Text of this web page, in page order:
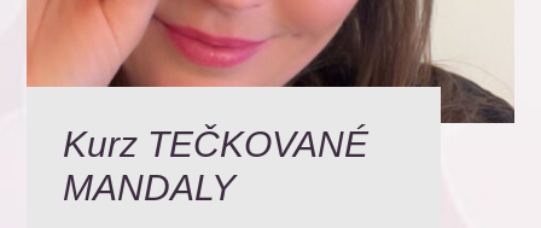
Kurz TEČKOVANÉ
MANDALY